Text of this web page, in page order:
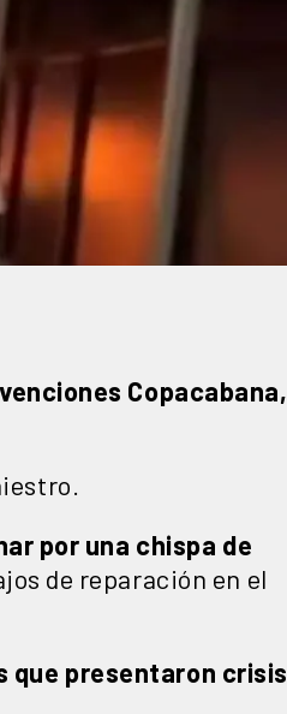
Copacabana,
por una chispa de
de reparación en el
que presentaron crisis